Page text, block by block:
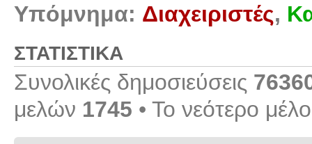
Υπόμνημα: Διαχειριστές,
ΣΤΑΤΙΣΤΙΚΆ
Συνολικές δημοσιεύσεις
μελών 1745 • Το νεότερο